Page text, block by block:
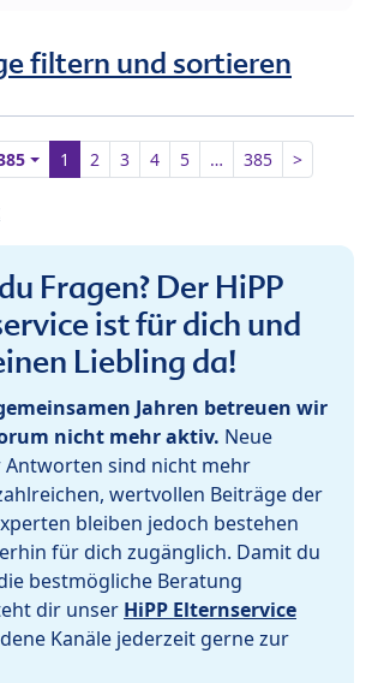
filtern und sortieren
1 2 3 4 5 … 385 >
Fragen? Der HiPP
ist für dich und
Liebling da!
Jahren betreuen wir
nicht mehr aktiv. Neue
Antworten sind nicht mehr
wertvollen Beiträge der
bleiben jedoch bestehen
für dich zugänglich. Damit du
bestmögliche Beratung
dir unser HiPP Elternservice
Kanäle jederzeit gerne zur